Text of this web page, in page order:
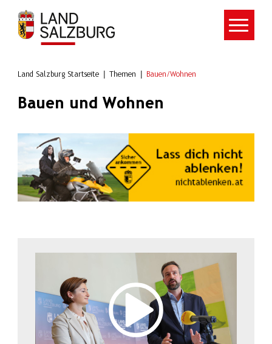
Zum Hauptinhalt springen
Land Salzburg Startseite Themen Bauen/Wohnen
Bauen und Wohnen